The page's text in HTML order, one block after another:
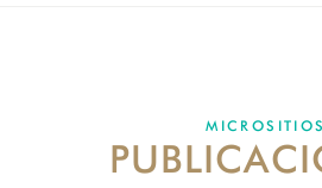
EJES
MICROSITIOS